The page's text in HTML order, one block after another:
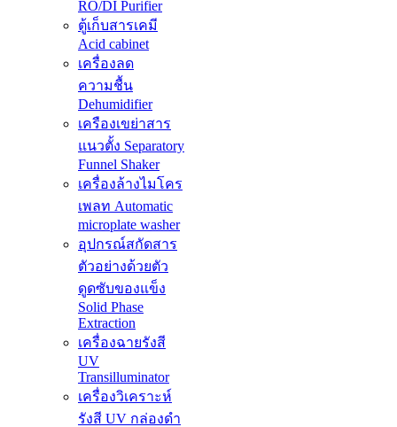
RO/DI Purifier
ตู้เก็บสารเคมี
Acid cabinet
เครื่องลด
ความชื้น
Dehumidifier
เครืองเขย่าสาร
แนวตั้ง Separatory
Funnel Shaker
เครื่องล้างไมโคร
เพลท Automatic
microplate washer
อุปกรณ์สกัดสาร
ตัวอย่างด้วยตัว
ดูดซับของแข็ง
Solid Phase
Extraction
เครื่องฉายรังสี
UV
Transilluminator
เครื่องวิเคราะห์
รังสี UV กล่องดำ